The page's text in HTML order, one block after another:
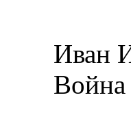
Иван
Война